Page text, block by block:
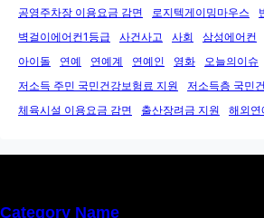
공영주차장 이용요금 감면
로지텍게이밍마우스
벽걸이에어컨1등급
사건사고 사회 삼성에어컨
아이돌
연예 연예계 연예인 영화 오늘의이슈
저소득 주민 국민건강보험료 지원
저소득층 국민
체육시설 이용요금 감면
출산장려금 지원 해외연
Category Name